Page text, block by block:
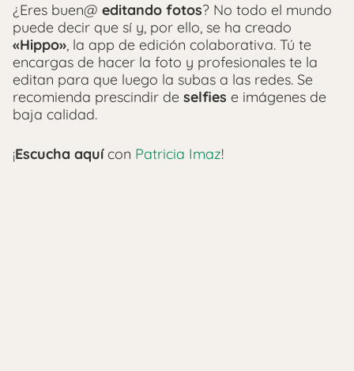
¿Eres buen@ editando fotos? No todo el mundo
puede decir que sí y, por ello, se ha creado
«Hippo», la app de edición colaborativa. Tú te
encargas de hacer la foto y profesionales te la
editan para que luego la subas a las redes. Se
recomienda prescindir de selfies e imágenes de
baja calidad.
¡Escucha aquícon Patricia Imaz!